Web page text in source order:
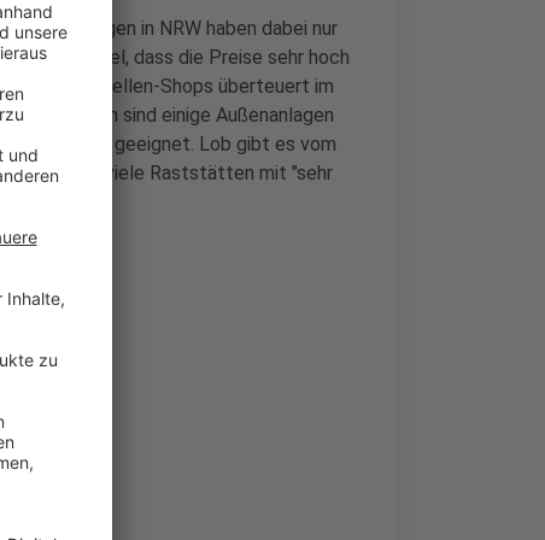
Anlagen in NRW haben dabei nur
zum Beispiel, dass die Preise sehr hoch
und Tankstellen-Shops überteuert im
Außerdem sind einige Außenanlagen
nicht gut geeignet. Lob gibt es vom
die Tester viele Raststätten mit "sehr